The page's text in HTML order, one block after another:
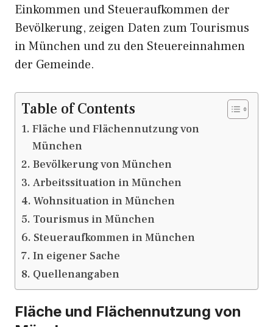
Einkommen und Steueraufkommen der
Bevölkerung, zeigen Daten zum Tourismus
in München und zu den Steuereinnahmen
der Gemeinde.
Table of Contents
Fläche und Flächennutzung von
München
Bevölkerung von München
Arbeitssituation in München
Wohnsituation in München
Tourismus in München
Steueraufkommen in München
In eigener Sache
Quellenangaben
Fläche und Flächennutzung von